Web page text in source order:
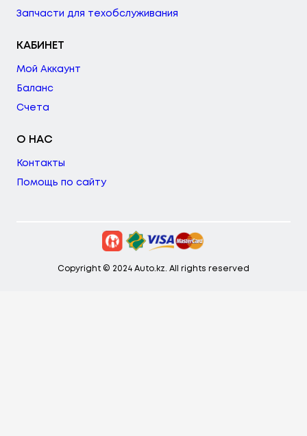
Запчасти для техобслуживания
КАБИНЕТ
Мой Аккаунт
Баланс
Счета
О НАС
Контакты
Помощь по сайту
Copyright © 2024 Auto.kz. All rights reserved